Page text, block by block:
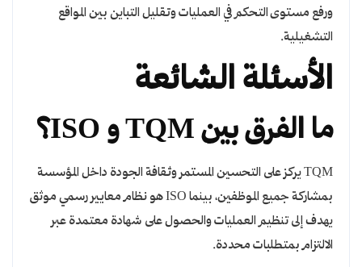
ورفع مستوى التحكم في العمليات وتقليل التباين بين المواقع
التشغيلية.
الأسئلة الشائعة
ما الفرق بين TQM و ISO؟
TQM يركز على التحسين المستمر وثقافة الجودة داخل المؤسسة
بمشاركة جميع الموظفين، بينما ISO هو نظام معايير رسمي موثق
يهدف إلى تنظيم العمليات والحصول على شهادة معتمدة عبر
الالتزام بمتطلبات محددة.